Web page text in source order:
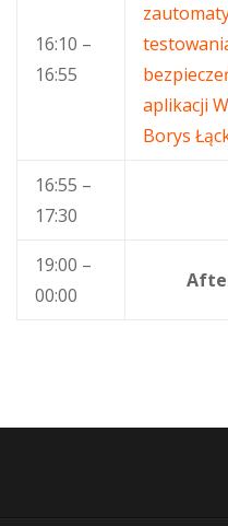
16:10 –
16:55
aplikacji
Borys
16:55 –
17:30
19:00 –
00:00